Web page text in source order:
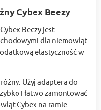
Cybex Beezy
Beezy jest
dla niemowląt
elastyczność w
Użyj adaptera do
i łatwo zamontować
Cybex na ramie